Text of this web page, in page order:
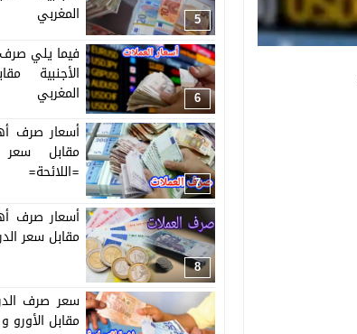
5
المغربي
6
فيما يلي
الأجنبية
المغربي
7
أسعار صرف
مقابل سعر
=اللائحة=
8
أسعار صرف
مقابل سعر
سعر صرف
مقابل الأورو